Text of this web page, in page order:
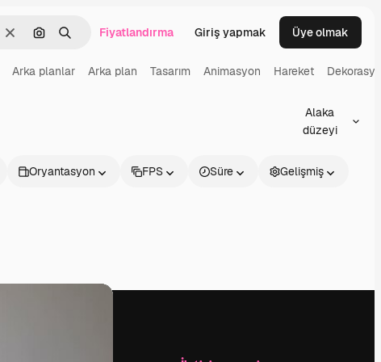
Temizlemek
Görüntüyle ara
AramakFiyatlandırma Giriş yapmak Üye olmak
Arka planlar Arka plan Tasarım Animasyon Hareket
Alaka
düzeyi
Oryantasyon FPS Süre Gelişmiş